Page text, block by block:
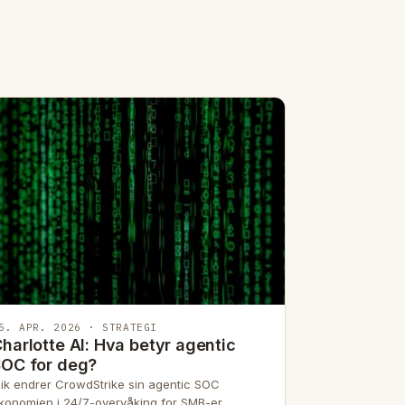
APR. 2026 · STRATEGI
AI: Hva betyr agentic
for deg?
endrer CrowdStrike sin agentic SOC